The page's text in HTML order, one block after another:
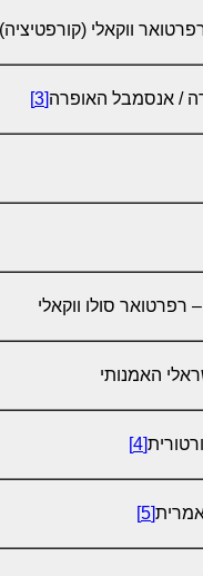
ווקאלי (קורפטיציה)
/ אנסמבל האופרה[3]
רפרטואר סולו ווקאלי
האמנותי
[4]
[5]